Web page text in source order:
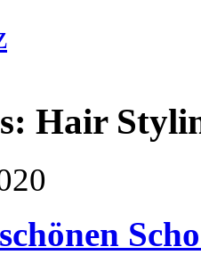
Hair